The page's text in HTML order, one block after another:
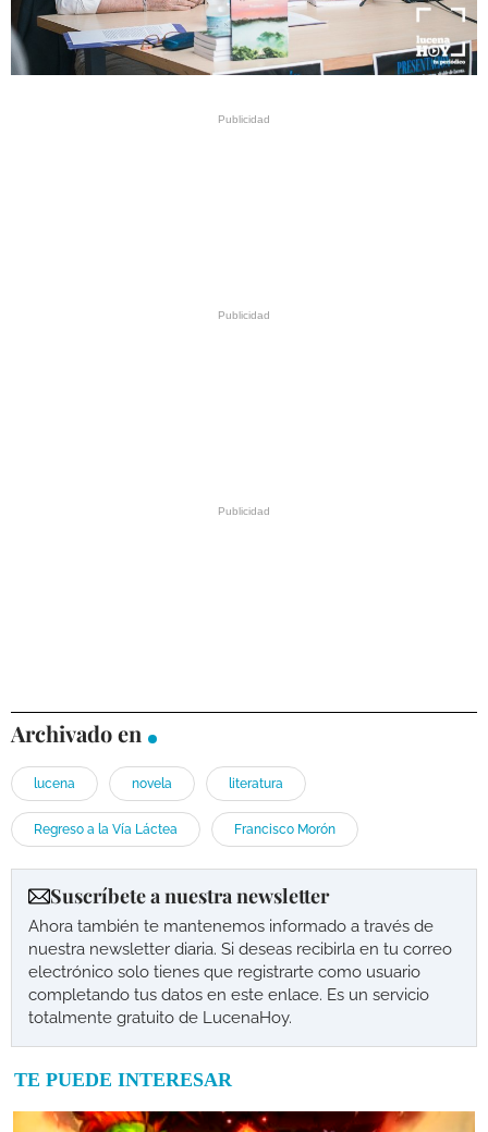
Archivado en
lucena novela literatura
Regreso a la Vía Láctea Francisco Morón
Suscríbete a nuestra newsletter
Ahora también te mantenemos informado a través de
nuestra newsletter diaria. Si deseas recibirla en tu correo
electrónico solo tienes que registrarte como usuario
completando tus datos en este enlace. Es un servicio
totalmente gratuito de LucenaHoy.
TE PUEDE INTERESAR